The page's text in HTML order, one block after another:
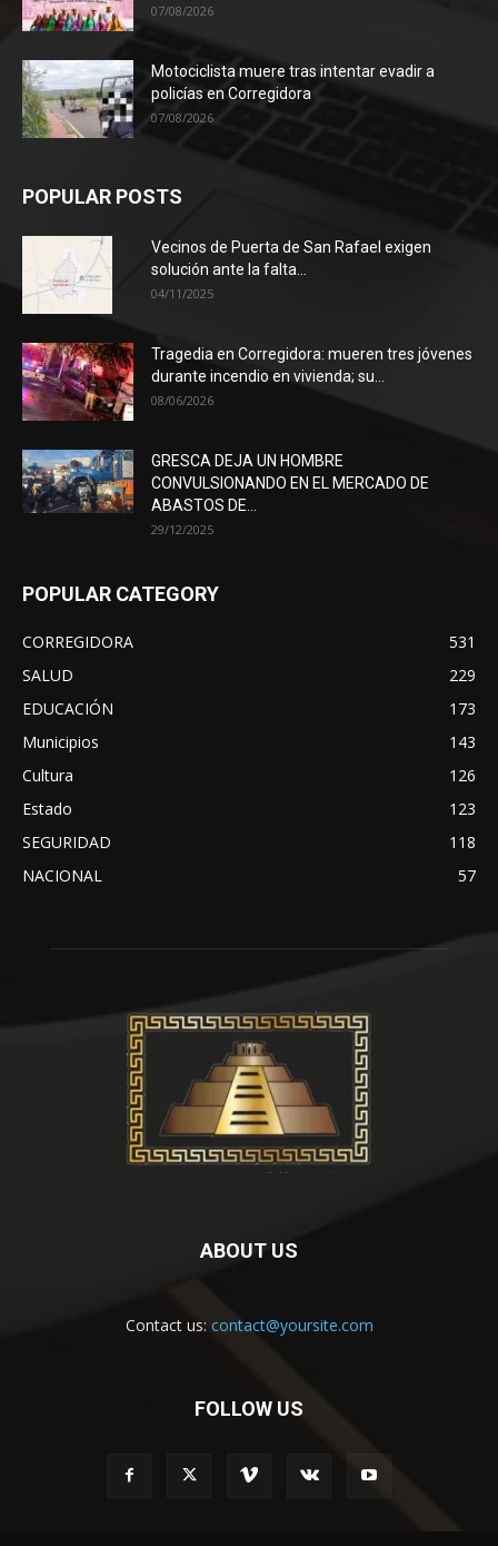
07/08/2026
Motociclista muere tras intentar evadir a
policías en Corregidora
07/08/2026
POPULAR POSTS
Vecinos de Puerta de San Rafael exigen
solución ante la falta...
04/11/2025
Tragedia en Corregidora: mueren tres jóvenes
durante incendio en vivienda; su...
08/06/2026
GRESCA DEJA UN HOMBRE
CONVULSIONANDO EN EL MERCADO DE
ABASTOS DE...
29/12/2025
POPULAR CATEGORY
CORREGIDORA
531
SALUD
229
EDUCACIÓN
173
Municipios
143
Cultura
126
Estado
123
SEGURIDAD
118
NACIONAL
57
ABOUT US
Contact us: contact@yoursite.com
FOLLOW US